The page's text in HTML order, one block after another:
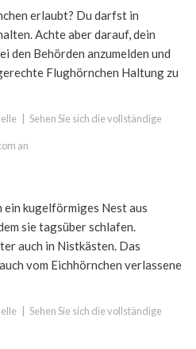
erlaubt? Du darfst in
Achte aber darauf, dein
den Behörden anzumelden und
Flughörnchen Haltung zu
Sehen Sie sich die vollständige
an
ein kugelförmiges Nest aus
sie tagsüber schlafen.
auch in Nistkästen. Das
vom Eichhörnchen verlassene
Sehen Sie sich die vollständige